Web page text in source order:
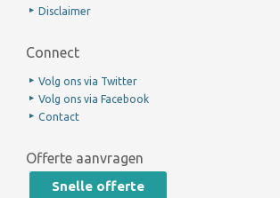
Disclaimer
Connect
Volg ons via Twitter
Volg ons via Facebook
Contact
Offerte aanvragen
Snelle offerte